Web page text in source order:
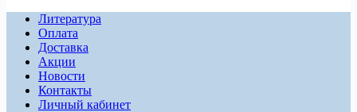
Литература
Оплата
Доставка
Акции
Новости
Контакты
Личный кабинет